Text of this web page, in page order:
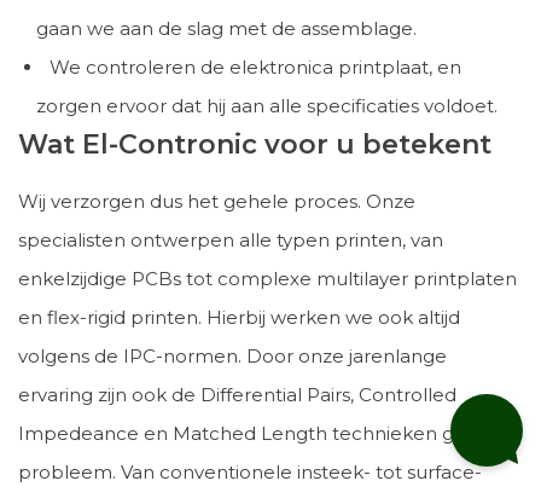
gaan we aan de slag met de assemblage.
We controleren de elektronica printplaat, en
zorgen ervoor dat hij aan alle specificaties voldoet.
Wat El-Contronic voor u betekent
Wij verzorgen dus het gehele proces. Onze
specialisten ontwerpen alle typen printen, van
enkelzijdige PCBs tot complexe multilayer printplaten
en flex-rigid printen. Hierbij werken we ook altijd
volgens de IPC-normen. Door onze jarenlange
ervaring zijn ook de Differential Pairs, Controlled
Impedeance en Matched Length technieken geen
probleem. Van conventionele insteek- tot surface-